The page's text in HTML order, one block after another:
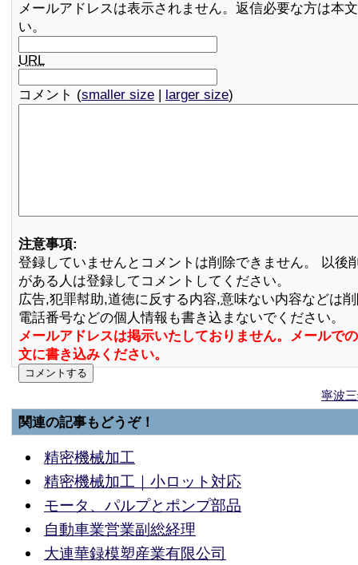
メールアドレスは表示されません。返信必要な方は本
い。
URL
コメント (smaller size | larger size)
注意事項:
登録していませんとコメントは削除できません。 以後
がある人は登録してコメントしてください。
広告,犯罪幇助,道徳に反する内容,意味ない内容などは
電話番号などの個人情報も書き込まないでください。
メールアドレスは掲示いたしておりません。メールで
文に書き込みください。
寧波
関連の記事もどうぞ！
精密機械加工
精密機械加工｜小ロット対応
モータ、パルプとポンプ部品
自動車業営業副総経理
大連華録模塑産業有限公司